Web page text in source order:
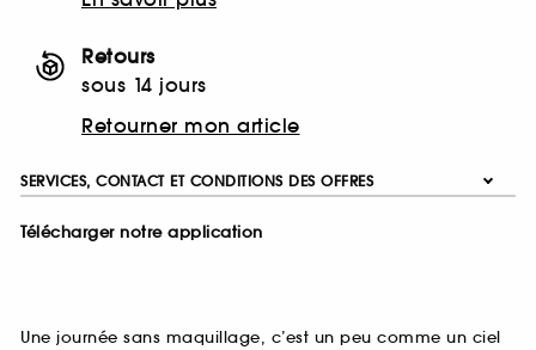
Retours
sous 14 jours
Retourner mon article
SERVICES, CONTACT ET CONDITIONS DES OFFRES
Télécharger notre application
Une journée sans maquillage, c’est un peu comme un ciel